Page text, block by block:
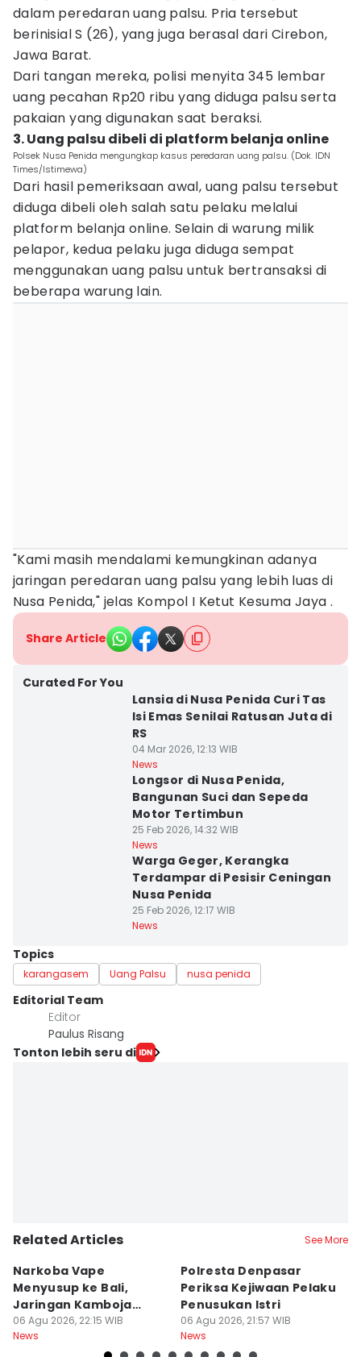
dalam peredaran uang palsu. Pria tersebut
berinisial S (26), yang juga berasal dari Cirebon,
Jawa Barat.
Dari tangan mereka, polisi menyita 345 lembar
uang pecahan Rp20 ribu yang diduga palsu serta
pakaian yang digunakan saat beraksi.
3. Uang palsu dibeli di platform belanja online
Polsek Nusa Penida mengungkap kasus peredaran uang palsu. (Dok. IDN
Times/Istimewa)
Dari hasil pemeriksaan awal, uang palsu tersebut
diduga dibeli oleh salah satu pelaku melalui
platform belanja online. Selain di warung milik
pelapor, kedua pelaku juga diduga sempat
menggunakan uang palsu untuk bertransaksi di
beberapa warung lain.
"Kami masih mendalami kemungkinan adanya
jaringan peredaran uang palsu yang lebih luas di
Nusa Penida," jelas Kompol I Ketut Kesuma Jaya .
Share Article
Curated For You
Lansia di Nusa Penida Curi Tas
Isi Emas Senilai Ratusan Juta di
RS
04 Mar 2026, 12:13 WIB
News
Longsor di Nusa Penida,
Bangunan Suci dan Sepeda
Motor Tertimbun
25 Feb 2026, 14:32 WIB
News
Warga Geger, Kerangka
Terdampar di Pesisir Ceningan
Nusa Penida
25 Feb 2026, 12:17 WIB
News
Topics
karangasem Uang Palsu nusa penida
Editorial Team
Editor
Paulus Risang
Tonton lebih seru di
Related Articles See More
Narkoba Vape
Menyusup ke Bali,
Jaringan Kamboja
Terbongkar
06 Agu 2026, 22:15 WIB
News
Polresta Denpasar
Periksa Kejiwaan Pelaku
Penusukan Istri
06 Agu 2026, 21:57 WIB
News